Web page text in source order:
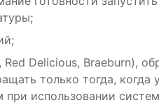
Delicious, Braeburn),
только тогда, когда
использовании